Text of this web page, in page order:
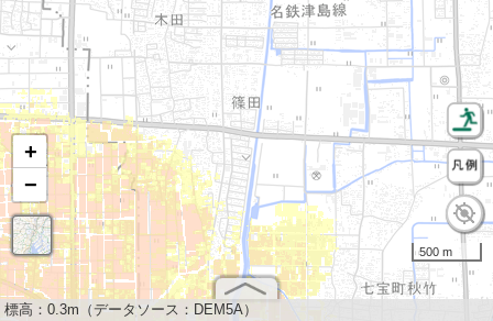
+
−
500 m
標高： 0.3m（データソース：DEM5A）